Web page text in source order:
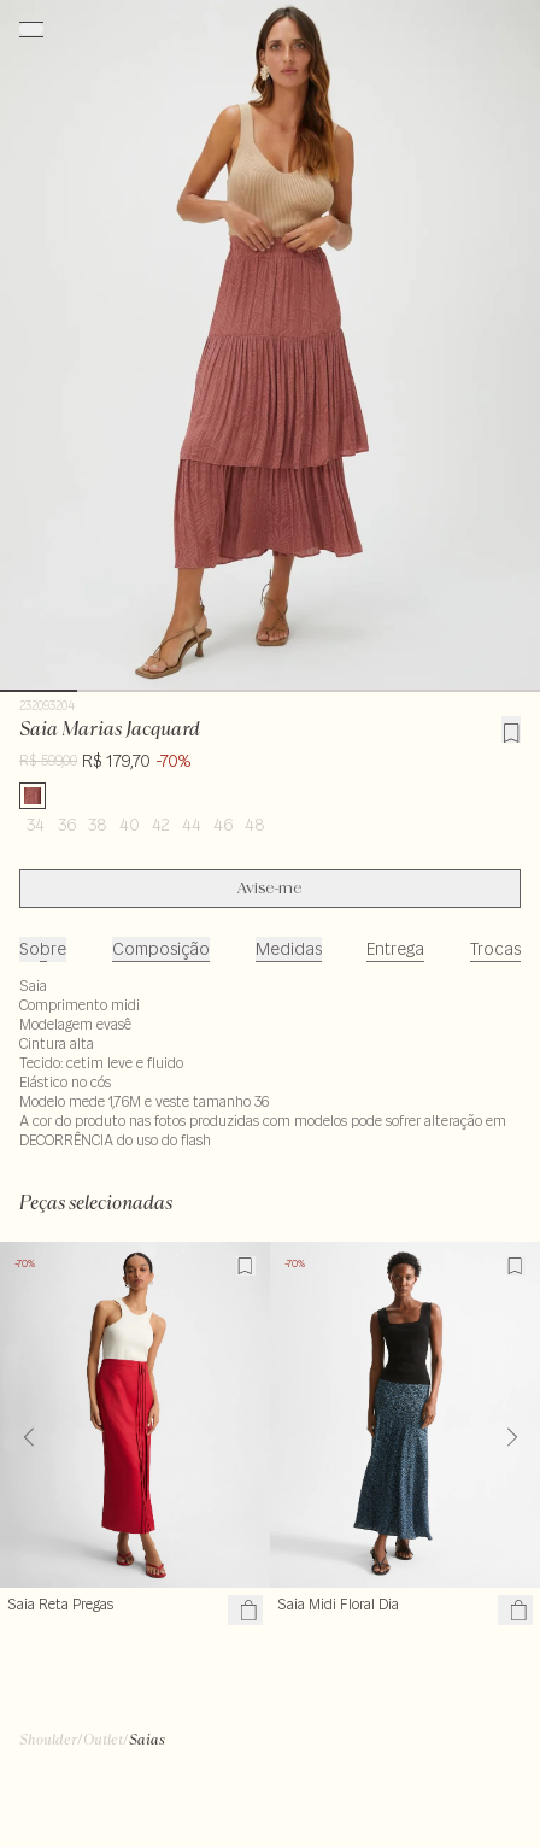
232093204
Saia Marias Jacquard
R$ 599,00 R$ 179,70 -70%
34 36 38 40 42 44 46 48
Avise-me
Sobre Composição Medidas Entrega Trocas
Saia
Comprimento midi
Modelagem evasê
Cintura alta
Tecido: cetim leve e fluido
Elástico no cós
Modelo mede 1,76M e veste tamanho 36
A cor do produto nas fotos produzidas com modelos pode sofrer alteração em
DECORRÊNCIA do uso do flash
Peças selecionadas
-70%
Saia Reta Pregas
-70%
Saia Midi Floral Dia
Shoulder/Outlet/Saias